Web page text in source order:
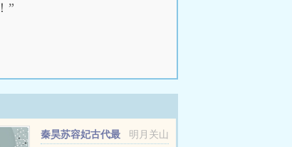
”
明月关山
秦昊苏容妃古代最